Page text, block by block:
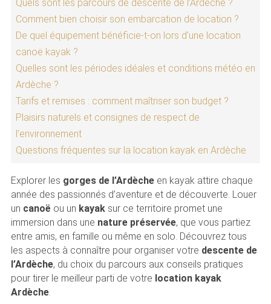
Quels sont les parcours de descente de l’Ardèche ?
Comment bien choisir son embarcation de location ?
De quel équipement bénéficie-t-on lors d’une location
canoë kayak ?
Quelles sont les périodes idéales et conditions météo en
Ardèche ?
Tarifs et remises : comment maîtriser son budget ?
Plaisirs naturels et consignes de respect de
l’environnement
Questions fréquentes sur la location kayak en Ardèche
Explorer les gorges de l’Ardècheen kayak attire chaque
année des passionnés d’aventure et de découverte. Louer
un canoë ou un kayaksur ce territoire promet une
immersion dans une nature préservée, que vous partiez
entre amis, en famille ou même en solo. Découvrez tous
les aspects à connaître pour organiser votre descente de
l’Ardèche, du choix du parcours aux conseils pratiques
pour tirer le meilleur parti de votre location kayak
Ardèche.